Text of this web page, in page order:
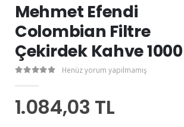
Mehmet Efendi
Colombian Filtre
Çekirdek Kahve
Henüz yorum yapılmamış
1.084,03 TL